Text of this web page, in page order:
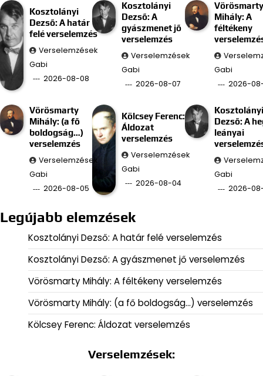
Kosztolányi
Dezső: A határ
felé verselemzés
Verselemzések
Gabi
2026-08-08
Kosztolányi
Dezső: A
gyászmenet jő
verselemzés
Verselemzések
Gabi
2026-08-07
Vörösmarty
Mihály: A
féltékeny
Gabi
2026-
Vörösmarty
Mihály: (a fő
boldogság…)
verselemzés
Verselemzések
Gabi
2026-08-05
Kölcsey Ferenc:
Áldozat
verselemzés
Verselemzések
Gabi
2026-08-04
Kosztolányi
Dezső: A
leányai
Gabi
2026-
Legújabb elemzések
Kosztolányi Dezső: A határ felé verselemzés
Kosztolányi Dezső: A gyászmenet jő verselemzés
Vörösmarty Mihály: A féltékeny verselemzés
Vörösmarty Mihály: (a fő boldogság…) verselemzés
Kölcsey Ferenc: Áldozat verselemzés
Verselemzések: